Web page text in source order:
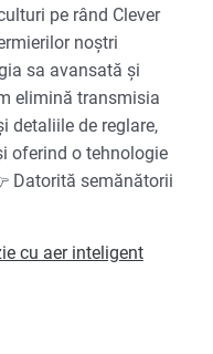
pe rând Clever
noștri
sa avansată și
elimină transmisia
detaliile de reglare,
oferind o tehnologie
Datorită semănătorii
cu aer inteligent